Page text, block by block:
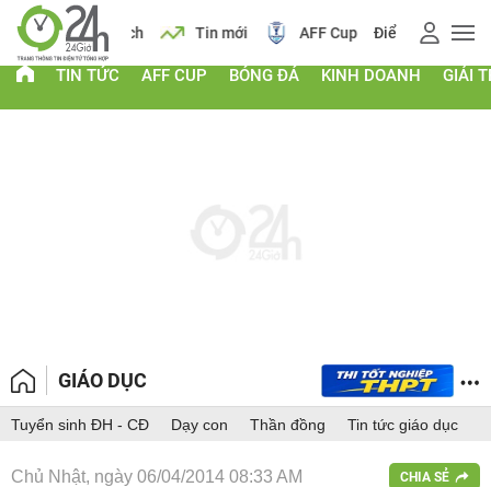
Lịch Tin mới AFF Cup Điểm chuẩn 2026
TIN TỨC AFF CUP BÓNG ĐÁ KINH DOANH GIẢI
GIÁO DỤC
Tuyển sinh ĐH - CĐ Dạy con Thần đồng Tin tức giáo dục
Chủ Nhật, ngày 06/04/2014 08:33 AM CHIA SẺ